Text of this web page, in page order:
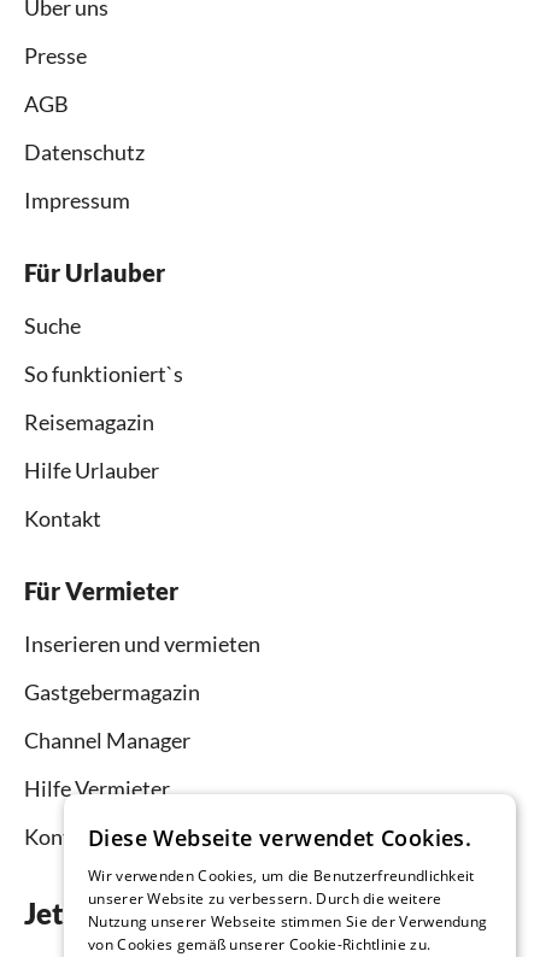
Über uns
Presse
AGB
Datenschutz
Impressum
Für Urlauber
Suche
So funktioniert`s
Reisemagazin
Hilfe Urlauber
Kontakt
Für Vermieter
Inserieren und vermieten
Gastgebermagazin
Channel Manager
Hilfe Vermieter
Kontakt
Jetzt die App downloaden
Diese Webseite verwendet Cookies.
Wir verwenden Cookies, um die Benutzerfreundlichkeit
unserer Website zu verbessern. Durch die weitere
Nutzung unserer Webseite stimmen Sie der Verwendung
von Cookies gemäß unserer Cookie-Richtlinie zu.